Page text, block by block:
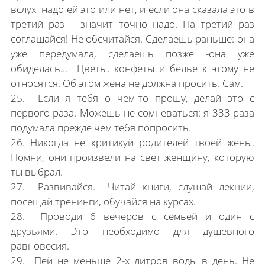
вслух надо ей это или нет, и если она сказала это в
третий раз – значит точно надо. На третий раз
соглашайся! Не обсчитайся. Сделаешь раньше: она
уже передумала, сделаешь позже -она уже
обиделась... Цветы, конфеты и бельё к этому не
относятся. Об этом жена не должна просить. Сам.
25. Если я тебя о чем-то прошу, делай это с
первого раза. Можешь не сомневаться: я 333 раза
подумала прежде чем тебя попросить.
26. Никогда не критикуй родителей твоей жены.
Помни, они произвели на свет женщину, которую
ты выбрал.
27. Развивайся. Читай книги, слушай лекции,
посещай тренинги, обучайся на курсах.
28. Проводи 6 вечеров с семьёй и один с
друзьями. Это необходимо для душевного
равновесия.
29. Пей не меньше 2-х литров воды в день. Не